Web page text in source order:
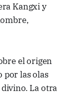
Kangxi y
el origen
por las olas
La otra